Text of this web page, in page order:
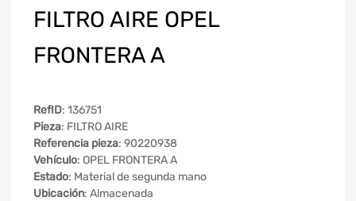
FILTRO AIRE OPEL
FRONTERA A
RefID: 136751
Pieza: FILTRO AIRE
Referencia pieza: 90220938
Vehículo: OPEL FRONTERA A
Estado: Material de segunda mano
Ubicación: Almacenada